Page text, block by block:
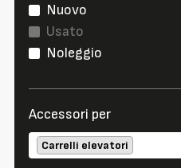
Nuovo
Usato
Noleggio
Accessori per
Carrelli elevatori